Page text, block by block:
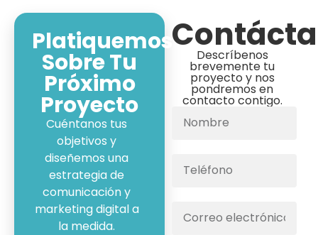
Platiquemos
Sobre Tu
Próximo
Proyecto
Cuéntanos tus
objetivos y
diseñemos una
estrategia de
comunicación y
marketing digital a
la medida.
Descríbenos
brevemente tu
proyecto y nos
pondremos en
contacto contigo.